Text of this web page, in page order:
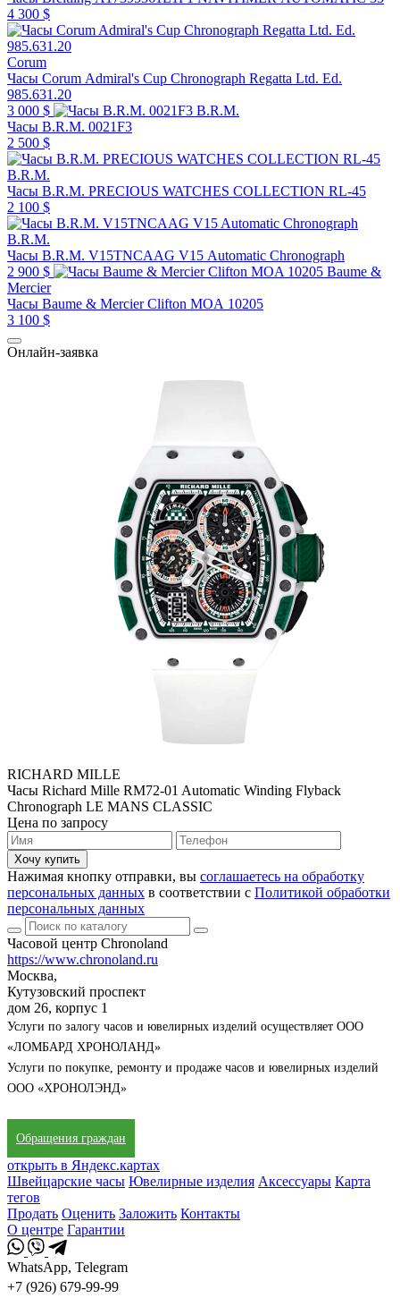
4 300 $
Corum
Часы Corum Admiral's Cup Chronograph Regatta Ltd. Ed.
985.631.20
3 000 $
B.R.M.
Часы B.R.M. 0021F3
2 500 $
B.R.M.
Часы B.R.M. PRECIOUS WATCHES COLLECTION RL-45
2 100 $
B.R.M.
Часы B.R.M. V15TNCAAG V15 Automatic Chronograph
2 900 $
Baume &
Mercier
Часы Baume & Mercier Clifton MOA 10205
3 100 $
Онлайн-заявка
RICHARD MILLE
Часы Richard Mille RM72-01 Automatic Winding Flyback
Chronograph LE MANS CLASSIC
Цена по запросу
Хочу купить
Нажимая кнопку отправки, вы соглашаетесь на обработку
персональных данных в соответствии с Политикой обработки
персональных данных
Часовой центр Chronoland
https://www.chronoland.ru
Москва,
Кутузовский проспект
дом 26, корпус 1
Услуги по залогу часов и ювелирных изделий осуществляет ООО
«ЛОМБАРД ХРОНОЛАНД»
Услуги по покупке, ремонту и продаже часов и ювелирных изделий
ООО «ХРОНОЛЭНД»
Обращения граждан
открыть в Яндекс.картах
Швейцарские часы Ювелирные изделия Аксессуары Карта
тегов
Продать Оценить Заложить Контакты
О центре Гарантии
WhatsApp, Telegram
+7 (926) 679-99-99